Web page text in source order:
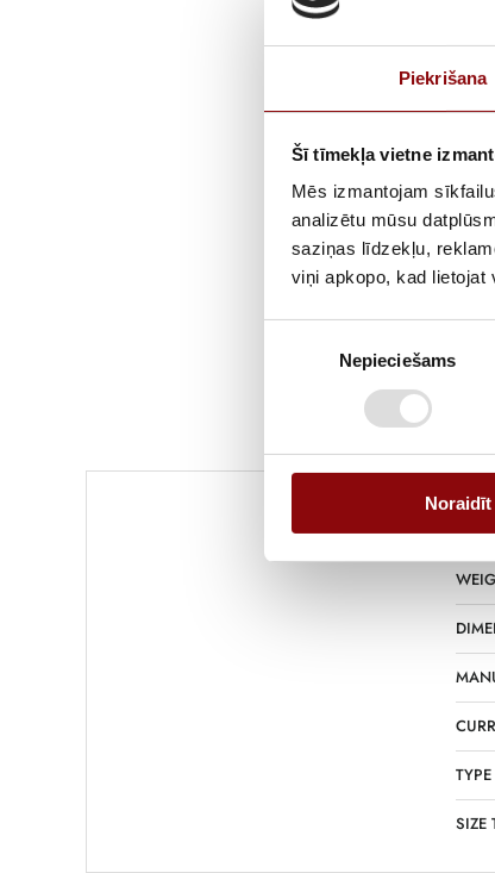
Piekrišana
Šī tīmekļa vietne
Mēs izmantojam
analizētu mūsu
saziņas līdzekļu,
viņi apkopo, kad lietojat
Nepieciešams
Noraidīt
TYPE
SIZE